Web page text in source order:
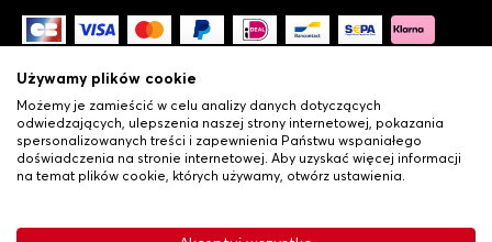
© Copyright 2026 Lovauto-Ogólne warunki sprzedaży•
Używamy plików cookie
Możemy je zamieścić w celu analizy danych dotyczących
odwiedzających, ulepszenia naszej strony internetowej, pokazania
spersonalizowanych treści i zapewnienia Państwu wspaniałego
doświadczenia na stronie internetowej. Aby uzyskać więcej informacji
na temat plików cookie, których używamy, otwórz ustawienia.